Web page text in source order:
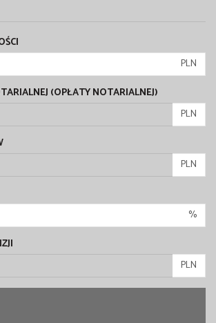
PLN
(OPŁATY NOTARIALNEJ)
PLN
PLN
%
PLN